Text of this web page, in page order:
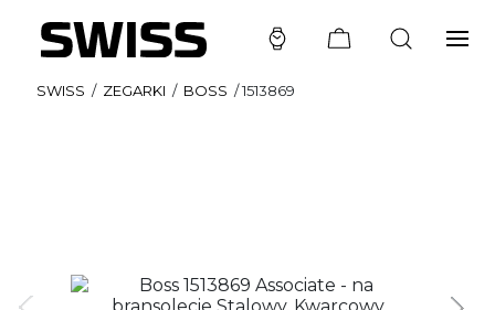
SWISS / ZEGARKI / BOSS /1513869